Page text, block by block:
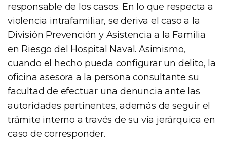
responsable de los casos. En lo que respecta a
violencia intrafamiliar, se deriva el caso a la
División Prevención y Asistencia a la Familia
en Riesgo del Hospital Naval. Asimismo,
cuando el hecho pueda configurar un delito, la
oficina asesora a la persona consultante su
facultad de efectuar una denuncia ante las
autoridades pertinentes, además de seguir el
trámite interno a través de su vía jerárquica en
caso de corresponder.